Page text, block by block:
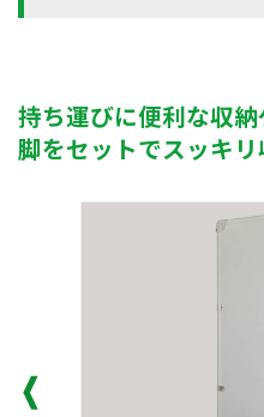
持ち運びに便利な収
脚をセットでスッキリ